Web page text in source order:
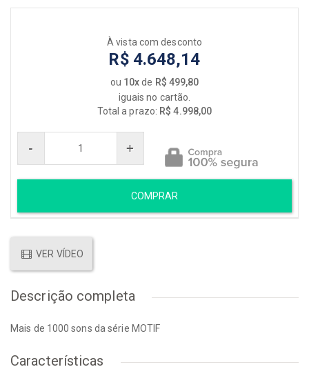
À vista com desconto
R$ 4.648,14
ou 10xde R$ 499,80
iguais no cartão.
Total a prazo: R$ 4.998,00
- +
COMPRAR
VER VÍDEO
Descrição completa
Mais de 1000 sons da série MOTIF
Características